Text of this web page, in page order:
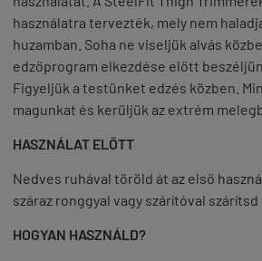
használatra tervezték, mely nem
huzamban. Soha ne viseljük alvás
edzőprogram elkezdése előtt
Figyeljük a testünket edzés közben.
magunkat és kerüljük az extrém
HASZNÁLAT ELŐTT
Nedves ruhával töröld át az első
száraz ronggyal vagy szárítóval szárítsd
HOGYAN HASZNÁLD?